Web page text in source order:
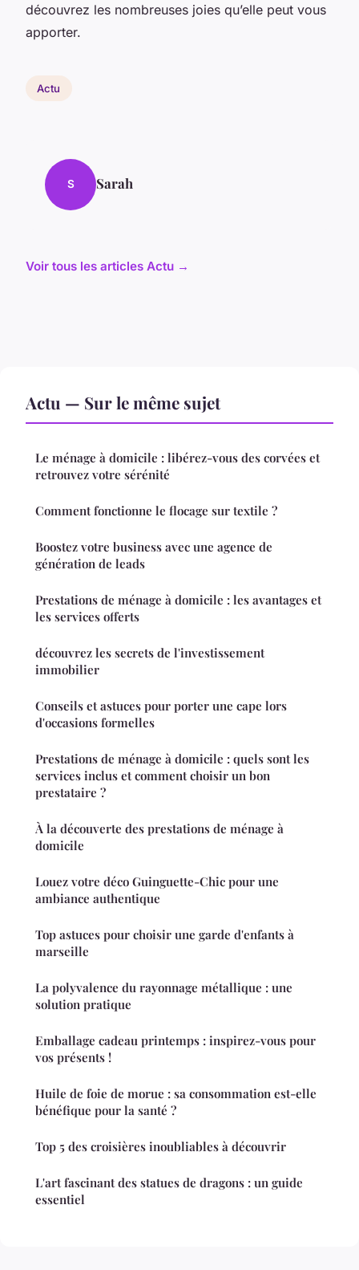
découvrez les nombreuses joies qu’elle peut vous
apporter.
Actu
S Sarah
Voir tous les articles Actu →
Actu — Sur le même sujet
Le ménage à domicile : libérez-vous des corvées et
retrouvez votre sérénité
Comment fonctionne le flocage sur textile ?
Boostez votre business avec une agence de
génération de leads
Prestations de ménage à domicile : les avantages et
les services offerts
découvrez les secrets de l'investissement
immobilier
Conseils et astuces pour porter une cape lors
d'occasions formelles
Prestations de ménage à domicile : quels sont les
services inclus et comment choisir un bon
prestataire ?
À la découverte des prestations de ménage à
domicile
Louez votre déco Guinguette-Chic pour une
ambiance authentique
Top astuces pour choisir une garde d'enfants à
marseille
La polyvalence du rayonnage métallique : une
solution pratique
Emballage cadeau printemps : inspirez-vous pour
vos présents !
Huile de foie de morue : sa consommation est-elle
bénéfique pour la santé ?
Top 5 des croisières inoubliables à découvrir
L'art fascinant des statues de dragons : un guide
essentiel